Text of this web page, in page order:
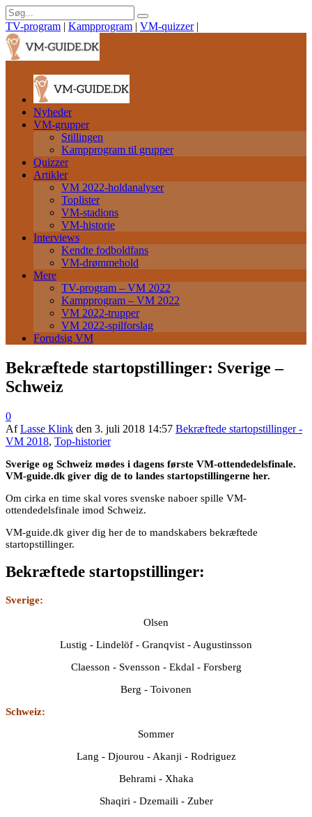
TV-program | Kampprogram | VM-quizzer |
Nyheder
VM-grupper
Stillingen
Kampprogram til grupper
Quizzer
Artikler
VM 2022-holdanalyser
Toplister
VM-stadions
VM-historie
Interviews
Kendte fodboldfans
VM-drømmehold
Mere
TV-program – VM 2022
Kampprogram – VM 2022
VM 2022-trupper
VM 2022-spilforslag
Forudsig VM
Bekræftede startopstillinger: Sverige –
Schweiz
0
AfLasse Klink den 3. juli 2018 14:57 Bekræftede startopstillinger -
VM 2018, Top-historier
Sverige og Schweiz mødes i dagens første VM-ottendedelsfinale.
VM-guide.dk giver dig de to landes startopstillingerne her.
Om cirka en time skal vores svenske naboer spille VM-
ottendedelsfinale imod Schweiz.
VM-guide.dk giver dig her de to mandskabers bekræftede
startopstillinger.
Bekræftede startopstillinger:
Sverige:
Olsen
Lustig - Lindelöf - Granqvist - Augustinsson
Claesson - Svensson - Ekdal - Forsberg
Berg - Toivonen
Schweiz:
Sommer
Lang - Djourou - Akanji - Rodriguez
Behrami - Xhaka
Shaqiri - Dzemaili - Zuber